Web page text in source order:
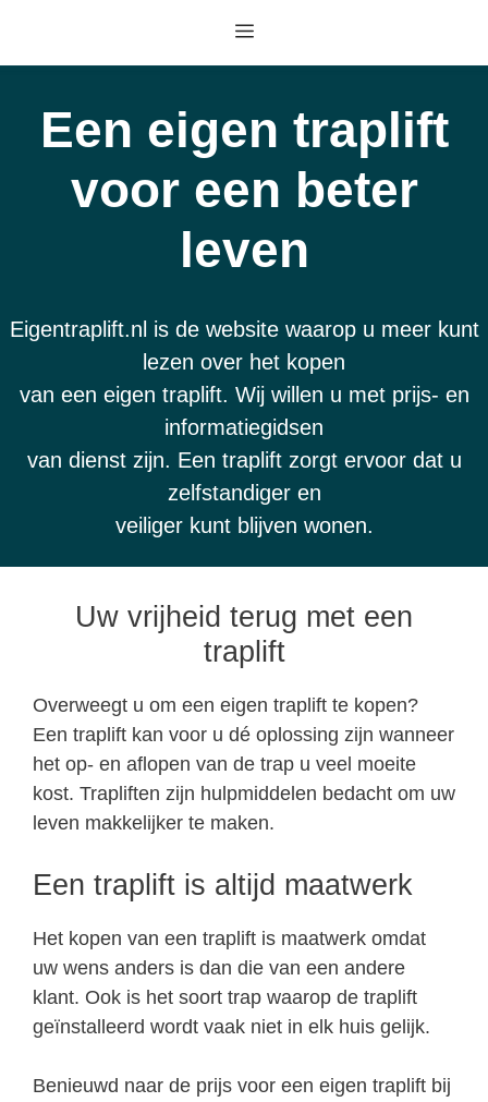
de
Menu
Een eigen traplift
voor een beter
leven
Eigentraplift.nl is de website waarop u meer kunt
lezen over het kopen
van een eigen traplift. Wij willen u met prijs- en
informatiegidsen
van dienst zijn. Een traplift zorgt ervoor dat u
zelfstandiger en
veiliger kunt blijven wonen.
Uw vrijheid terug met een
traplift
Overweegt u om een eigen traplift te kopen?
Een traplift kan voor u dé oplossing zijn wanneer
het op- en aflopen van de trap u veel moeite
kost. Trapliften zijn hulpmiddelen bedacht om uw
leven makkelijker te maken.
Een traplift is altijd maatwerk
Het kopen van een traplift is maatwerk omdat
uw wens anders is dan die van een andere
klant. Ook is het soort trap waarop de traplift
geïnstalleerd wordt vaak niet in elk huis gelijk.
Benieuwd naar de prijs voor een eigen traplift bij